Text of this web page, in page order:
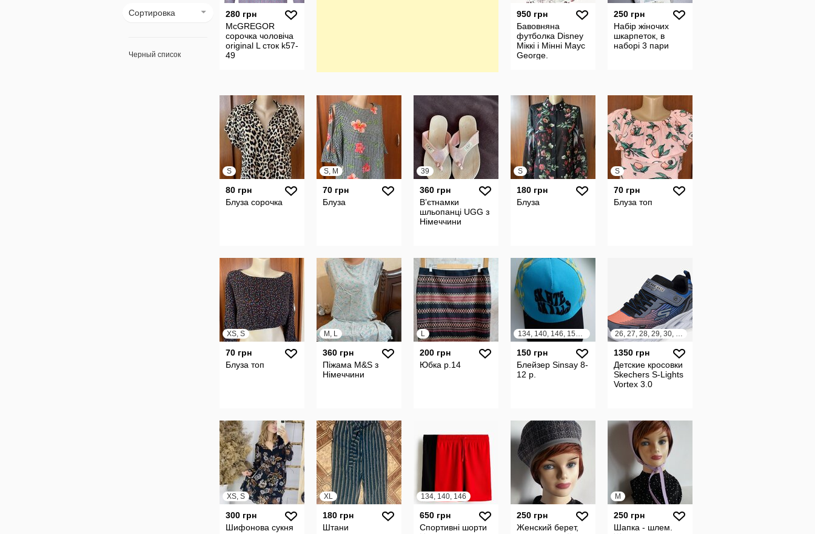
Сортировка
Черный список
280 грн
McGREGOR
сорочка чоловіча
original L сток k57-
49
950 грн
Бавовняна
футболка Disney
Міккі і Мінні Маус
George.
250 грн
Набір жіночих
шкарпеток, в
наборі 3 пари
S
80 грн
Блуза сорочка
S, M
70 грн
Блуза
39
360 грн
Вʼєтнамки
шльопанці UGG з
Німеччини
S
180 грн
Блуза
S
70 грн
Блуза топ
XS, S
70 грн
Блуза топ
M, L
360 грн
Піжама M&S з
Німеччини
L
200 грн
Юбка р.14
134, 140, 146, 152, 158
150 грн
Блейзер Sinsay 8-
12 p.
26, 27, 28, 29, 30, 31, 32, 33, 34, 35, 36, 37, 38, 39
1350 грн
Детские кросовки
Skechers S-Lights
Vortex 3.0
XS, S
300 грн
Шифонова сукня
XL
180 грн
Штани
134, 140, 146
650 грн
Спортивні шорти
250 грн
Женский берет,
M
250 грн
Шапка - шлем.